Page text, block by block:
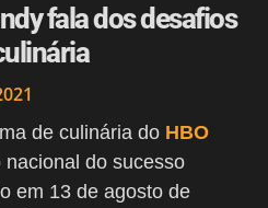
fala dos desafios
de culinária do HBO
do sucesso
em 13 de agosto de